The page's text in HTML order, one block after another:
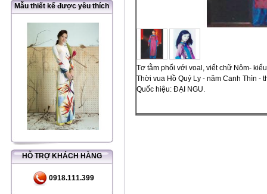
Mẫu thiết kế được yêu thích
HỖ TRỢ KHÁCH HÀNG
0918.111.399
Tơ tằm phối với voal, viết chữ Nôm-
Thời vua Hồ Quý Ly - năm Canh Thìn -
Quốc hiệu: ĐẠI NGU.